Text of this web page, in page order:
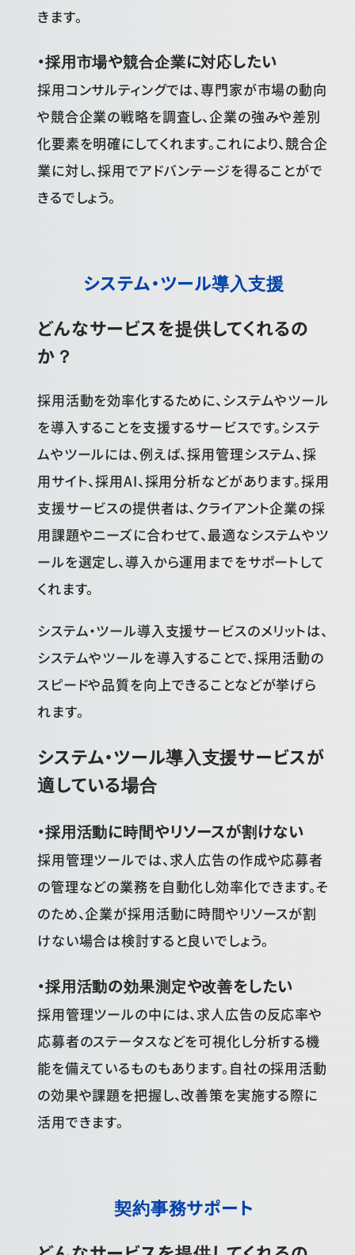
きます。
・採用市場や競合企業に対応したい
採用コンサルティングでは、専門家が市場の動向
や競合企業の戦略を調査し、企業の強みや差別
化要素を明確にしてくれます。これにより、競合企
業に対し、採用でアドバンテージを得ることがで
きるでしょう。
システム・ツール導入支援
どんなサービスを提供してくれるの
か？
採用活動を効率化するために、システムやツール
を導入することを支援するサービスです。システ
ムやツールには、例えば、採用管理システム、採
用サイト、採用AI、採用分析などがあります。採用
支援サービスの提供者は、クライアント企業の採
用課題やニーズに合わせて、最適なシステムやツ
ールを選定し、導入から運用までをサポートして
くれます。
システム・ツール導入支援サービスのメリットは、
システムやツールを導入することで、採用活動の
スピードや品質を向上できることなどが挙げら
れます。
システム・ツール導入支援サービスが
適している場合
・採用活動に時間やリソースが割けない
採用管理ツールでは、求人広告の作成や応募者
の管理などの業務を自動化し効率化できます。そ
のため、企業が採用活動に時間やリソースが割
けない場合は検討すると良いでしょう。
・採用活動の効果測定や改善をしたい
採用管理ツールの中には、求人広告の反応率や
応募者のステータスなどを可視化し分析する機
能を備えているものもあります。自社の採用活動
の効果や課題を把握し、改善策を実施する際に
活用できます。
契約事務サポート